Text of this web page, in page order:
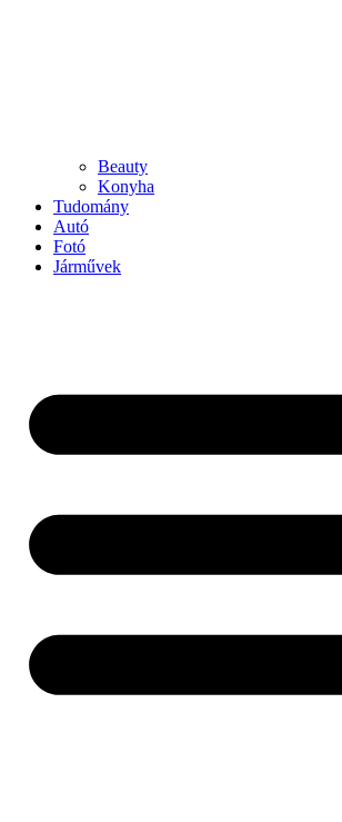
Beauty
Konyha
Tudomány
Autó
Fotó
Járművek